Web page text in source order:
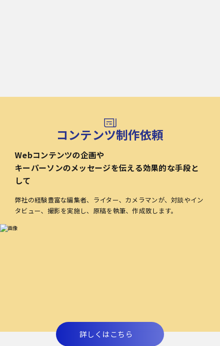
コンテンツ制作依頼
Webコンテンツの企画や
キーパーソンのメッセージを伝える効果的な手段と
して
弊社の経験豊富な編集者、ライター、カメラマンが、対談やイン
タビュー、撮影を実施し、原稿を執筆、作成致します。
詳しくはこちら